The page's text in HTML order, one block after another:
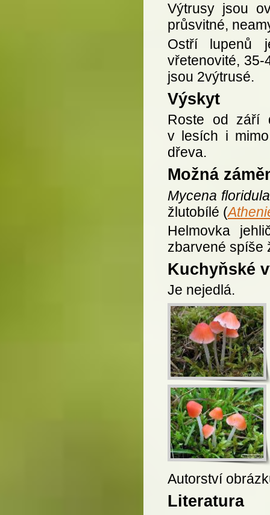
Výtrusy jsou
průsvitné,
Ostří lupenů
vřetenovité,
jsou 2výtrusé.
Výskyt
Roste od září
v lesích i
dřeva.
Možná
Mycena floridula
žlutobílé (
Helmovka
zbarvené spíše
Kuchyňské
Je nejedlá.
Autorství
Literatura